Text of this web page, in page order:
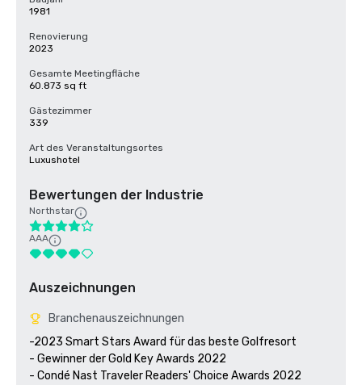
1981
Renovierung
2023
Gesamte Meetingfläche
60.873 sq ft
Gästezimmer
339
Art des Veranstaltungsortes
Luxushotel
Bewertungen der Industrie
Northstar
AAA
Auszeichnungen
Branchenauszeichnungen
-2023 Smart Stars Award für das beste Golfresort
- Gewinner der Gold Key Awards 2022
- Condé Nast Traveler Readers' Choice Awards 2022